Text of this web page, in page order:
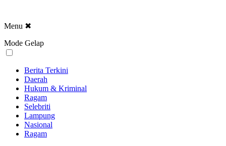
Menu ✖
Mode Gelap
Berita Terkini
Daerah
Hukum & Kriminal
Ragam
Selebriti
Lampung
Nasional
Ragam